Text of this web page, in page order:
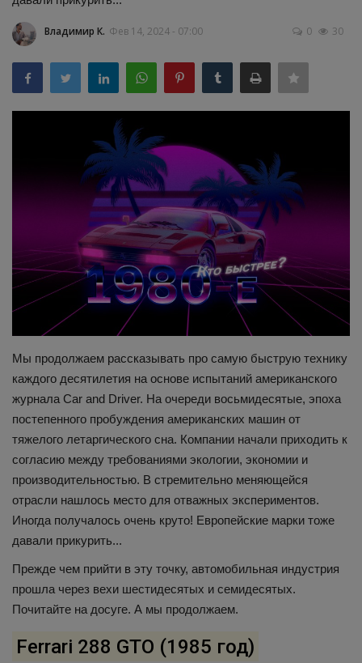
Здоровье
Наука и открытия
Владимир К. Фев 14, 2024 - 07:00 0 30
Мы продолжаем рассказывать про самую быструю технику
каждого десятилетия на основе испытаний американского
журнала Car and Driver. На очереди восьмидесятые, эпоха
постепенного пробуждения американских машин от
тяжелого летаргического сна. Компании начали приходить к
согласию между требованиями экологии, экономии и
производительностью. В стремительно меняющейся
отрасли нашлось место для отважных экспериментов.
Иногда получалось очень круто! Европейские марки тоже
давали прикурить...
Прежде чем прийти в эту точку, автомобильная индустрия
прошла через вехи шестидесятых и семидесятых.
Почитайте на досуге. А мы продолжаем.
Ferrari 288 GTO (1985 год)